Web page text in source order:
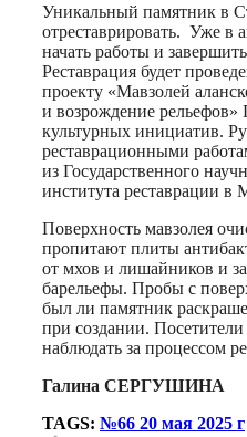
Уникальный памятник в
отреставрировать. Уже в
начать работы и
Реставрация будет
проекту «Мавзолей
и возрождение рельефов»
культурных инициатив.
реставрационными
из Государственного
института реставрации в
Поверхность мавзолея
пропитают плиты
от мхов и лишайников и
барельефы. Пробы с
был ли памятник
при создании.
наблюдать за процессом
Галина СЕРГУШИНА
TAGS: №66 20 мая 2025 г